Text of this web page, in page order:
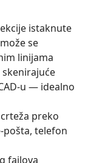
istaknute
se
linijama
— idealno
preko
telefon
fajlova